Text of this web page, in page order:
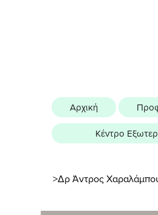
Αρχική
Κέντρο
>Δρ Άντρος